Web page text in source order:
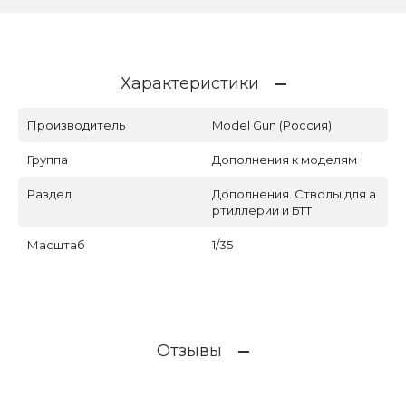
Характеристики
Производитель Model Gun (Россия)
Группа Дополнения к моделям
Раздел
Дополнения. Стволы для а
ртиллерии и БТТ
Масштаб 1/35
Отзывы